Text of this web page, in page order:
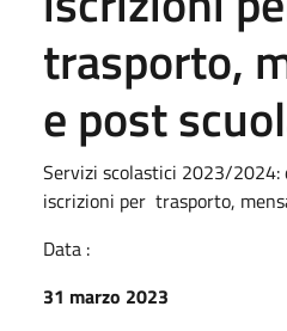
trasporto,
e post
Servizi scolastici 2023/2024:
iscrizioni per trasporto,
Data :
31 marzo 2023